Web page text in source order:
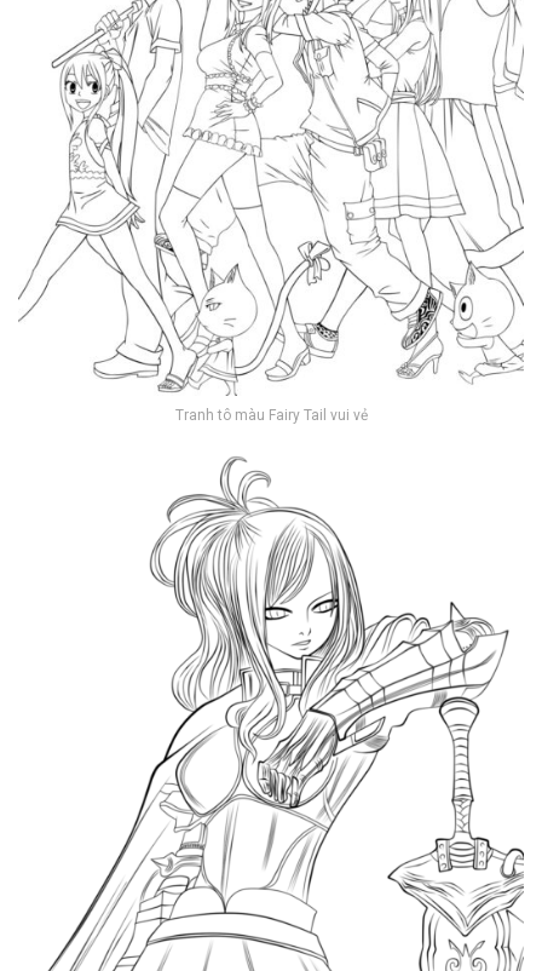
Tranh tô màu Fairy Tail vui vẻ